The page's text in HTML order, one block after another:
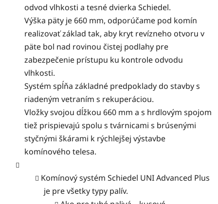
odvod vlhkosti a tesné dvierka Schiedel.
Výška päty je 660 mm, odporúčame pod komín
realizovať základ tak, aby kryt revízneho otvoru v
päte bol nad rovinou čistej podlahy pre
zabezpečenie prístupu ku kontrole odvodu
vlhkosti.
Systém spĺňa základné predpoklady do stavby s
riadeným vetraním s rekuperáciou.
Vložky svojou dĺžkou 660 mm a s hrdlovým spojom
tiež prispievajú spolu s tvárnicami s brúsenými
styčnými škárami k rýchlejšej výstavbe
komínového telesa.
Komínový systém Schiedel UNI Advanced Plus
je pre všetky typy palív.